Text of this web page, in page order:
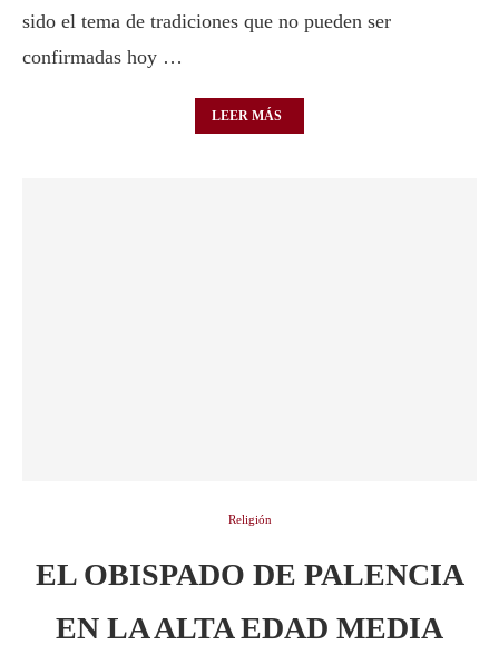
sido el tema de tradiciones que no pueden ser
confirmadas hoy …
LEER MÁS
Religión
EL OBISPADO DE PALENCIA
EN LA ALTA EDAD MEDIA